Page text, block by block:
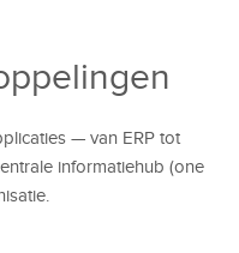
— van ERP tot
informatiehub (one